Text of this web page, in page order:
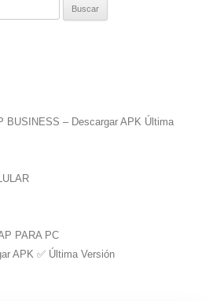
BUSINESS – Descargar APK Última
PARA PC
APK ✅️ Última Versión